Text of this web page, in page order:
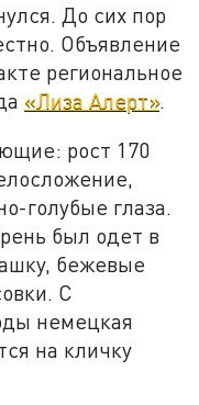
До сих пор
Объявление
региональное
«Лиза Алерт».
рост 170
голубые глаза.
был одет в
бежевые
С
немецкая
на кличку